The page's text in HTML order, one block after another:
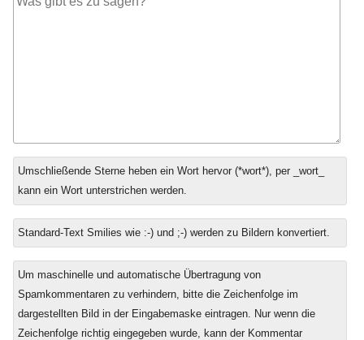
Antwort
zu
Umschließende Sterne heben ein Wort hervor (*wort*), per _wort_
kann ein Wort unterstrichen werden.
Standard-Text Smilies wie :-) und ;-) werden zu Bildern konvertiert.
Um maschinelle und automatische Übertragung von
Spamkommentaren zu verhindern, bitte die Zeichenfolge im
dargestellten Bild in der Eingabemaske eintragen. Nur wenn die
Zeichenfolge richtig eingegeben wurde, kann der Kommentar